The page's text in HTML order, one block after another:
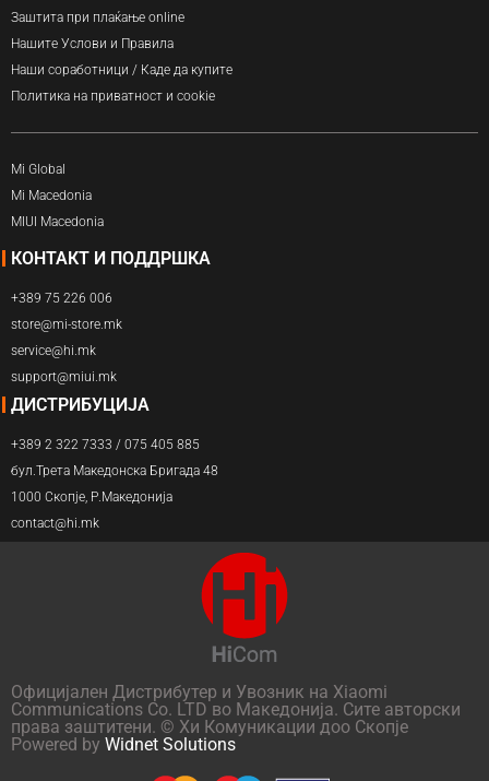
Заштита при плаќање online
Нашите Услови и Правила
Наши соработници / Каде да купите
Политика на приватност и cookie
Mi Global
Mi Macedonia
MIUI Macedonia
КОНТАКТ И ПОДДРШКА
+389 75 226 006
store@mi-store.mk
service@hi.mk
support@miui.mk
ДИСТРИБУЦИЈА
+389 2 322 7333 / 075 405 885
бул.Трета Македонска Бригада 48
1000 Скопје, Р.Македонија
contact@hi.mk
Официјален Дистрибутер и Увозник на Xiaomi
Communications Co. LTD во Македонија. Сите авторски
права заштитени. © Хи Комуникации доо Скопје
Powered by Widnet Solutions